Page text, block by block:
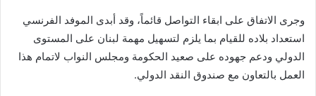
وجرى الاتفاق على ابقاء التواصل قائماً، وقد أبدى الموفد الفرنسي
استعداد بلاده للقيام بما يلزم لتسهيل مهمة لبنان على المستوى
الدولي ودعم جهوده على صعيد الحكومة ومجلس النواب لاتمام هذا
العمل بالتعاون مع صندوق النقد الدولي.